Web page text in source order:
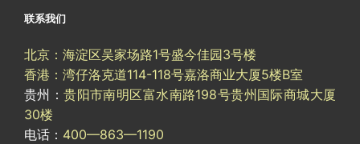
联系我们
北京：海淀区吴家场路1号盛今佳园3号楼
香港：湾仔洛克道114-118号嘉洛商业大厦5楼B室
贵州：贵阳市南明区富水南路198号贵州国际商城大厦
30楼
电话： 400—863—1190